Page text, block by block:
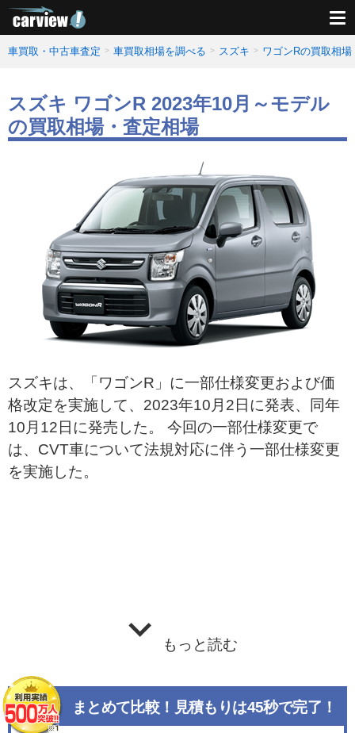
車買取・中古車査定 車買取相場を調べる スズキ ワゴンRの買取相
スズキ ワゴンR 2023年10月～モデル
の買取相場・査定相場
スズキは、「ワゴンR」に一部仕様変更および価
格改定を実施して、2023年10月2日に発表、同年
10月12日に発売した。 今回の一部仕様変更で
は、CVT車について法規対応に伴う一部仕様変更
を実施した。
もっと読む
まとめて比較！見積もりは45秒で完了！